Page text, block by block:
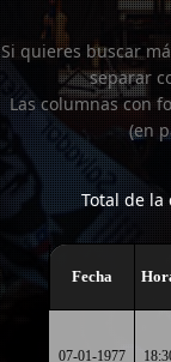
Si quieres buscar
separar
Las columnas con
(en
Total de la
Fecha
07-01-1977